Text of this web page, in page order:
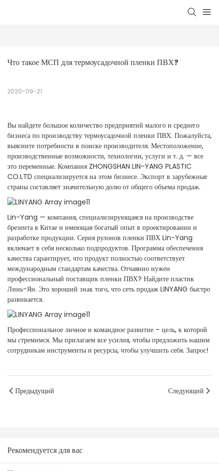
Что такое МСП для термоусадочной пленки ПВХ?
2020-09-21
Вы найдете большое количество предприятий малого и среднего
бизнеса по производству термоусадочной пленки ПВХ. Пожалуйста,
выясните потребности в поиске производителя. Местоположение,
производственные возможности, технологии, услуги и т. д. — все
это переменные. Компания ZHONGSHAN LIN-YANG PLASTIC
CO.LTD специализируется на этом бизнесе. Экспорт в зарубежные
страны составляет значительную долю от общего объема продаж.
Lin-Yang — компания, специализирующаяся на производстве
брезента в Китае и имеющая богатый опыт в проектировании и
разработке продукции. Серия рулонов пленки ПВХ Lin-Yang
включает в себя несколько подпродуктов. Программа обеспечения
качества гарантирует, что продукт полностью соответствует
международным стандартам качества. Отчаянно нужен
профессиональный поставщик пленки ПВХ? Найдите пластик
Линь-Ян. Это хороший знак того, что сеть продаж LINYANG быстро
развивается.
Профессиональное личное и командное развитие – цель, к которой
мы стремимся. Мы прилагаем все усилия, чтобы предложить нашим
сотрудникам инструменты и ресурсы, чтобы улучшить себя. Запрос!
Предыдущий Следующий
Рекомендуется для вас